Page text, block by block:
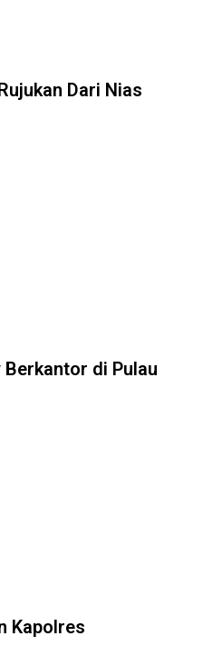
Dari Nias
Berkantor di Pulau
Kapolres